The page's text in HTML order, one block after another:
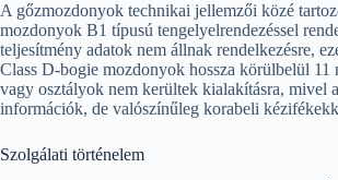
A gőzmozdonyok technikai jellemzői közé
mozdonyok B1 típusú tengelyelrendezéssel
teljesítmény adatok nem állnak rendelkezésre,
Class D-bogie mozdonyok hossza körülbelül
vagy osztályok nem kerültek kialakításra, mivel
információk, de valószínűleg korabeli
Szolgálati történelem